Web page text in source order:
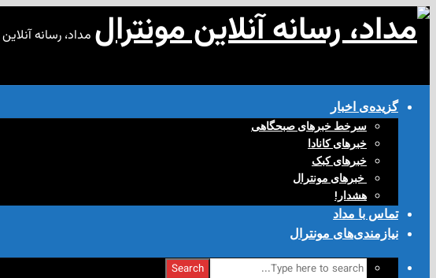
مداد، رسانه
گزیده‌ی‌ اخبار
سرخط خبرهای صبحگاهی
خبرهای کانادا
خبرهای کبک
‌ خبرهای مونترال
هشدار!
تماس با مداد
نیازمندی‌های مونترال
Search